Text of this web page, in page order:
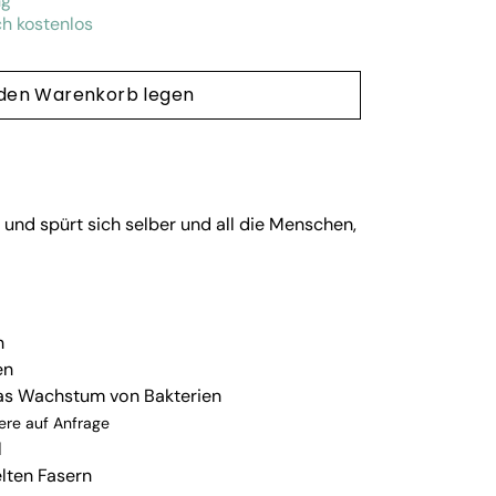
kostenlos
Warenkorb legen
spürt sich selber und all die Menschen,
Wachstum von Bakterien
auf Anfrage
Fasern